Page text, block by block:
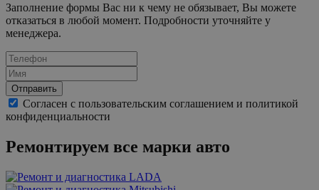
Заполнение формы Вас ни к чему не обязывает, Вы можете
отказаться в любой момент. Подробности уточняйте у
менеджера.
Отправить
Согласен с пользовательским соглашением и политикой
конфиденциальности
Ремонтируем все марки авто